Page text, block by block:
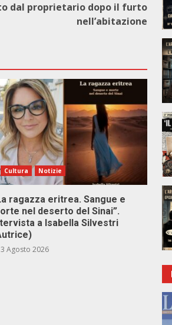
dal proprietario dopo il furto
nell’abitazione
Cultura Notizie
ragazza eritrea. Sangue e
nel deserto del Sinai”.
a Isabella Silvestri
3 Agosto 2026